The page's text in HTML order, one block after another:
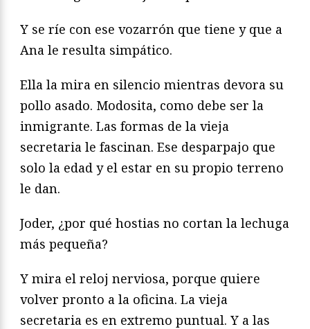
Y se ríe con ese vozarrón que tiene y que a
Ana le resulta simpático.
Ella la mira en silencio mientras devora su
pollo asado. Modosita, como debe ser la
inmigrante. Las formas de la vieja
secretaria le fascinan. Ese desparpajo que
solo la edad y el estar en su propio terreno
le dan.
Joder, ¿por qué hostias no cortan la lechuga
más pequeña?
Y mira el reloj nerviosa, porque quiere
volver pronto a la oficina. La vieja
secretaria es en extremo puntual. Y a las